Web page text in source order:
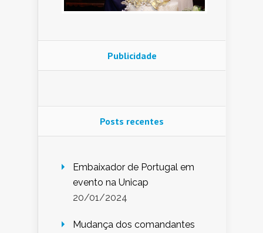
Publicidade
Posts recentes
Embaixador de Portugal em
evento na Unicap
20/01/2024
Mudança dos comandantes